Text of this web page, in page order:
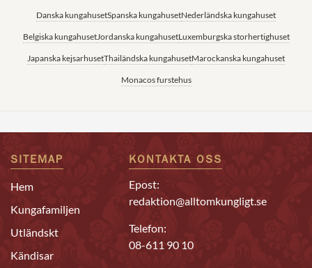
Danska kungahusetSpanska kungahusetNederländska kungahuset
Belgiska kungahusetJordanska kungahusetLuxemburgska storhertighuset
Japanska kejsarhusetThailändska kungahusetMarockanska kungahuset
Monacos furstehus
SITEMAP
Hem
Kungafamiljen
Utländskt
Kändisar
KONTAKTA OSS
Epost:
redaktion@alltomkungligt.se
Telefon:
08-611 90 10